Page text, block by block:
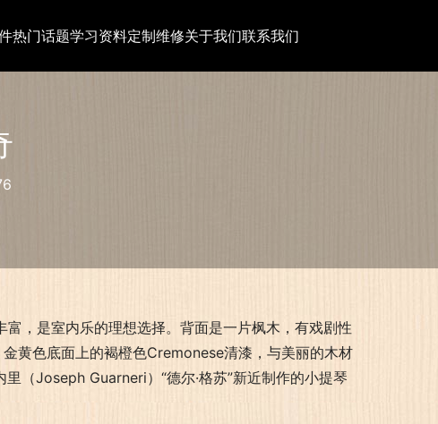
热门话题学习资料定制维修关于我们联系我们
，是室内乐的理想选择。背面是一片枫木，有戏剧性
黄色底面上的褐橙色Cremonese清漆，与美丽的木材
（Joseph Guarneri）“德尔·格苏”新近制作的小提琴